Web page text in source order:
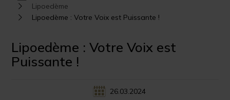
Lipoedème
Lipoedème : Votre Voix est Puissante !
Lipoedème : Votre Voix est
Puissante !
26.03.2024